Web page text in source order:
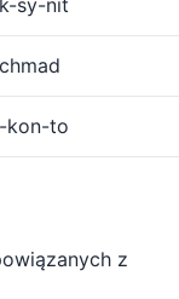
sy-nit
kon-to
z